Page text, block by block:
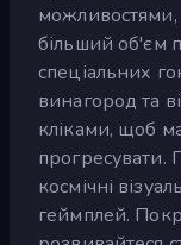
більший об'єм
спеціальних
винагород та
кліками, щоб
прогресувати.
космічні
геймплей.